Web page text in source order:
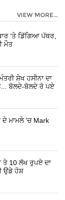
VIEW MORE...
‘ਤੇ ਡਿੱਗਿਆ ਪੱਥਰ,
ਮੌਤ
ਸ਼ੇਖ ਹਸੀਨਾ ਦਾ
ਬੋਲਦੇ-ਬੋਲਦੇ ਰੋ ਪਏ
ਦੇ ਮਾਮਲੇ 'ਚ Mark
ਤੇ 10 ਲੱਖ ਰੁਪਏ ਦਾ
ਉਡੇ ਹੋਸ਼